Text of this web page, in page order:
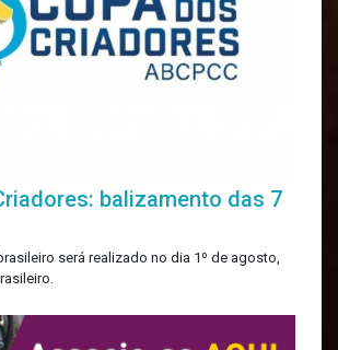
balizamento das 7
será realizado no dia 1º de agosto,